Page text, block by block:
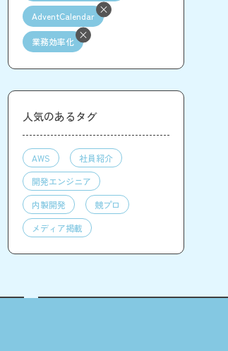
AdventCalendar
業務効率化
人気のあるタグ
AWS
社員紹介
開発エンジニア
内製開発
競プロ
メディア掲載